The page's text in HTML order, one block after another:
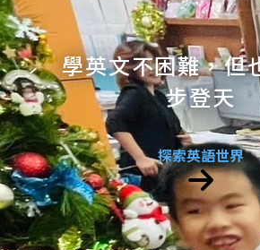
學英文不困難，但
步登天
探索英語世界